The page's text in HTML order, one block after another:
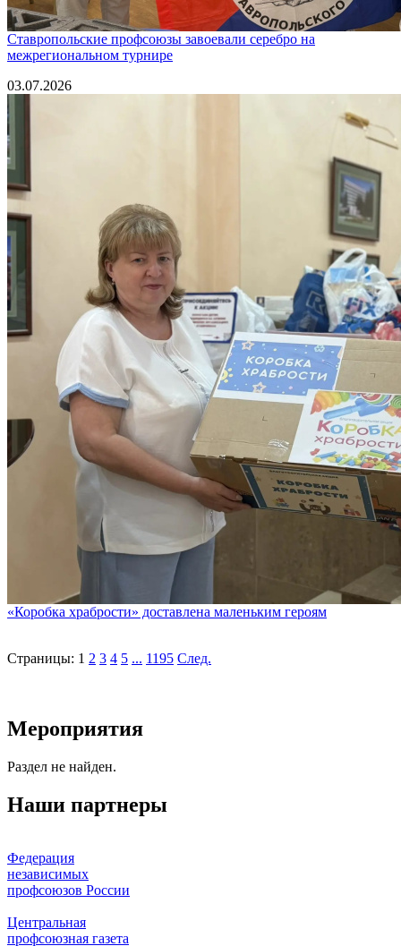
Ставропольские профсоюзы завоевали серебро на
межрегиональном турнире
03.07.2026
«Коробка храбрости» доставлена маленьким героям
Страницы: 1 2 3 4 5 ... 1195 След.
Мероприятия
Раздел не найден.
Наши партнеры
Федерация
независимых
профсоюзов России
Центральная
профсоюзная газета